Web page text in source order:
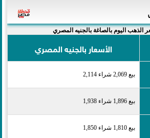
اليوم بالصاغة بالجنيه المصري
الأسعار بالجنيه المصري
بيع 2,069 شراء 2,114
بيع 1,896 شراء 1,938
بيع 1,810 شراء 1,850